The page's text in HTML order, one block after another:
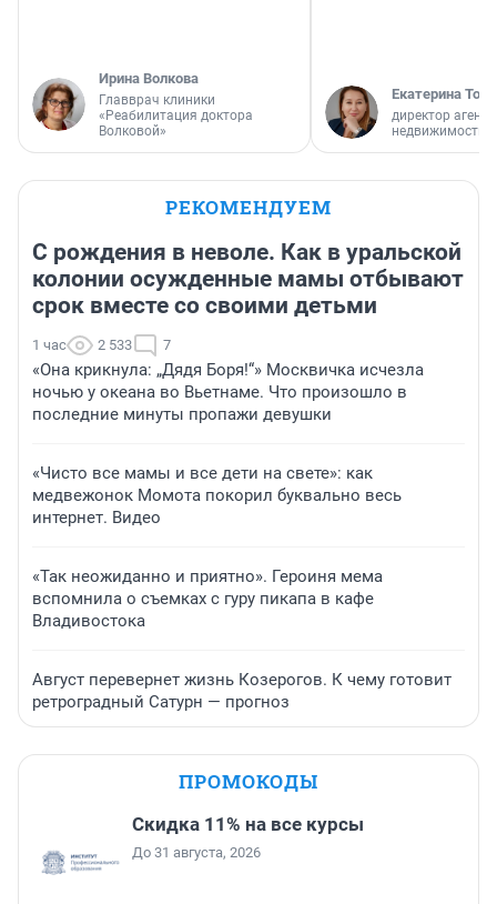
Ирина Волкова
Главврач клиники
«Реабилитация доктора
Волковой»
Екатерина
директор
недвижимости
РЕКОМЕНДУЕМ
С рождения в неволе. Как в уральской
колонии осужденные мамы отбывают
срок вместе со своими детьми
1 час 2 533 7
«Она крикнула: „Дядя Боря!“» Москвичка исчезла
ночью у океана во Вьетнаме. Что произошло в
последние минуты пропажи девушки
«Чисто все мамы и все дети на свете»: как
медвежонок Момота покорил буквально весь
интернет. Видео
«Так неожиданно и приятно». Героиня мема
вспомнила о съемках с гуру пикапа в кафе
Владивостока
Август перевернет жизнь Козерогов. К чему готовит
ретроградный Сатурн — прогноз
ПРОМОКОДЫ
Скидка 11% на все курсы
До 31 августа, 2026